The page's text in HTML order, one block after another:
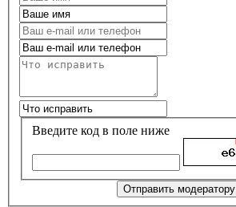
Введите код в поле ниже
Отправить модератору